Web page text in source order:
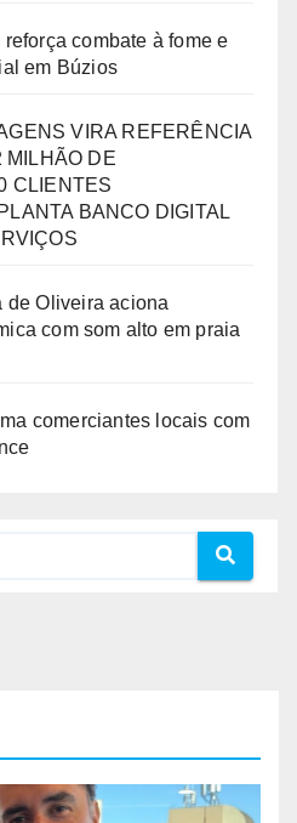
combate à fome e
em Búzios
VIRA REFERÊNCIA
MILHÃO DE
CLIENTES
BANCO DIGITAL
de Oliveira aciona
com som alto em praia
comerciantes locais com